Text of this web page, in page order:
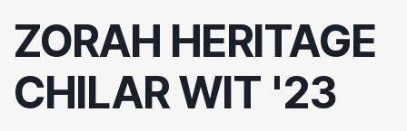
ZORAH HERITAGE
CHILAR WIT '23